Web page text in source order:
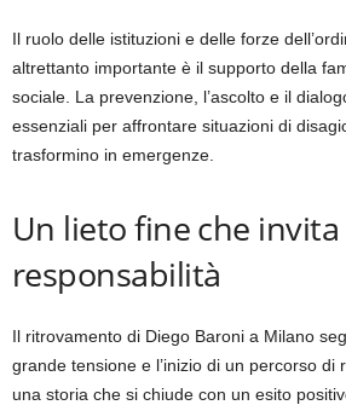
Il ruolo delle istituzioni e delle forze
altrettanto importante è il supporto della
sociale. La prevenzione, l’ascolto e il
essenziali per affrontare situazioni di
trasformino in emergenze.
Un lieto fine che invita
responsabilità
Il ritrovamento di Diego Baroni a Milano
grande tensione e l’inizio di un percorso di
una storia che si chiude con un esito